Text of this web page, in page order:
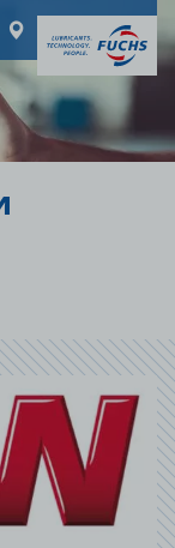
Worldwide